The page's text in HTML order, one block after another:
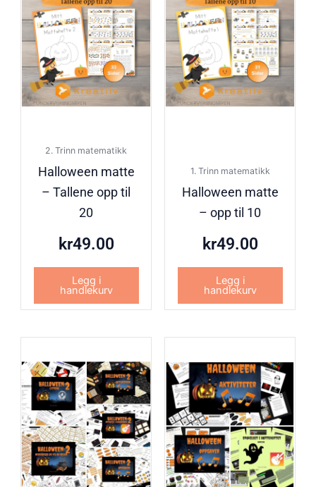
2. Trinn matematikk
Halloween matte
– Tallene opp til
20
kr49.00
Legg i
handlekurv
1. Trinn matematikk
Halloween matte
– opp til 10
kr49.00
Legg i
handlekurv